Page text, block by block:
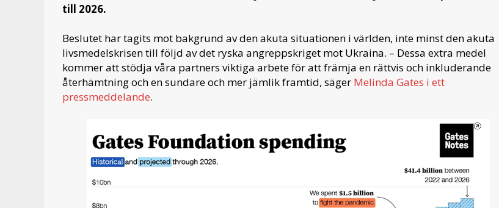
till 2026.
Beslutet har tagits mot bakgrund av den akuta situationen i världen, inte minst den akuta
livsmedelskrisen till följd av det ryska angreppskriget mot Ukraina. – Dessa extra medel
kommer att stödja våra partners viktiga arbete för att främja en rättvis och inkluderande
återhämtning och en sundare och mer jämlik framtid, säger Melinda Gates i ett
pressmeddelande.